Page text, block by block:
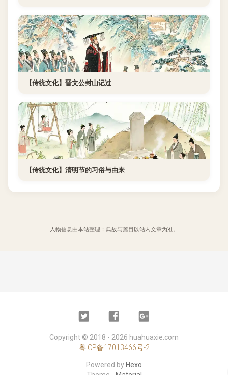
【传统文化】晋文公封山记过
【传统文化】清明节的习俗与由来
人物信息由本站整理；典故与篇目以站内文章为准。
Twitter FacebookGoogle
Copyright © 2018 - 2026 huahuaxie.com
粤ICP备17013466号-2
Powered by Hexo